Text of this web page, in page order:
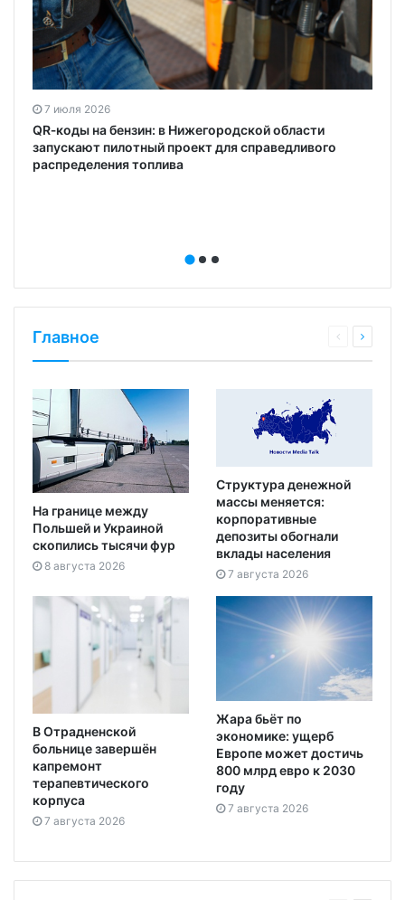
7 июля 2026
QR‑коды на бензин: в Нижегородской области
запускают пилотный проект для справедливого
распределения топлива
Главное
На границе между
Польшей и Украиной
скопились тысячи фур
8 августа 2026
Структура денежной
массы меняется:
корпоративные
депозиты обогнали
вклады населения
7 августа 2026
В Отрадненской
больнице завершён
капремонт
терапевтического
корпуса
7 августа 2026
Жара бьёт по
экономике: ущерб
Европе может достичь
800 млрд евро к 2030
году
7 августа 2026